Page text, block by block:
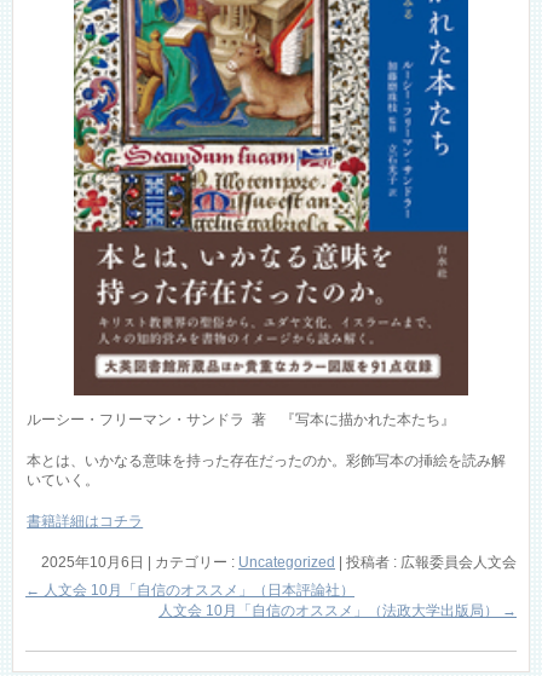
ルーシー・フリーマン・サンドラ 著 『写本に描かれた本たち』
本とは、いかなる意味を持った存在だったのか。彩飾写本の挿絵を読み解
いていく。
書籍詳細はコチラ
2025年10月6日 カテゴリー : Uncategorized
投稿者 : 広報委員会人文会
← 人文会 10月「自信のオススメ」（日本評論社）
人文会 10月「自信のオススメ」（法政大学出版局）
→